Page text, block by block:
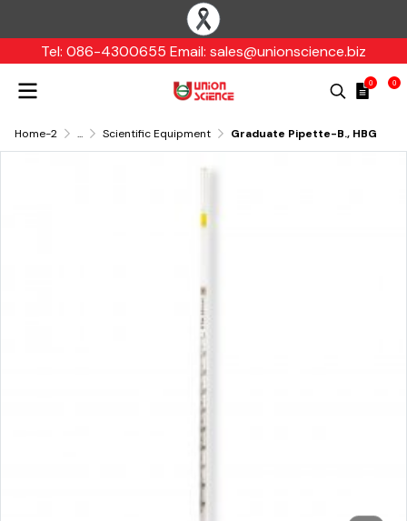
Tel: 086-4300655 Email: sales@unionscience.biz
0 0
Home-2 ... Scientific Equipment Graduate Pipette-B., HBG